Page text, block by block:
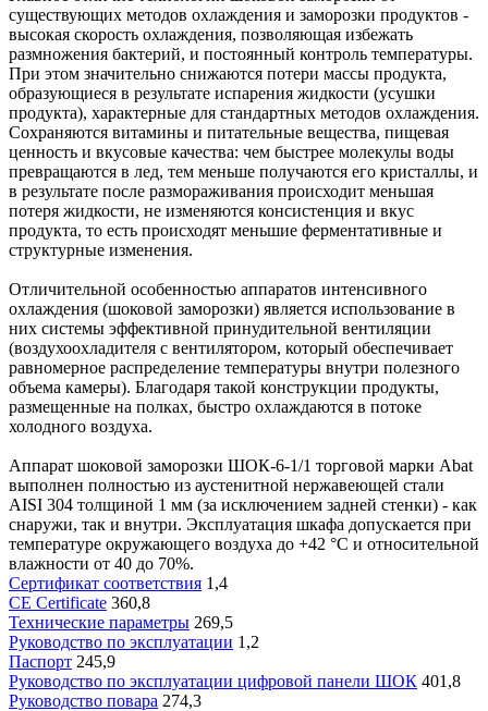
существующих методов охлаждения и заморозки продуктов -
высокая скорость охлаждения, позволяющая избежать
размножения бактерий, и постоянный контроль температуры.
При этом значительно снижаются потери массы продукта,
образующиеся в результате испарения жидкости (усушки
продукта), характерные для стандартных методов охлаждения.
Сохраняются витамины и питательные вещества, пищевая
ценность и вкусовые качества: чем быстрее молекулы воды
превращаются в лед, тем меньше получаются его кристаллы, и
в результате после размораживания происходит меньшая
потеря жидкости, не изменяются консистенция и вкус
продукта, то есть происходят меньшие ферментативные и
структурные изменения.
Отличительной особенностью аппаратов интенсивного
охлаждения (шоковой заморозки) является использование в
них системы эффективной принудительной вентиляции
(воздухоохладителя с вентилятором, который обеспечивает
равномерное распределение температуры внутри полезного
объема камеры). Благодаря такой конструкции продукты,
размещенные на полках, быстро охлаждаются в потоке
холодного воздуха.
Аппарат шоковой заморозки ШОК-6-1/1 торговой марки Abat
выполнен полностью из аустенитной нержавеющей стали
AISI 304 толщиной 1 мм (за исключением задней стенки) - как
снаружи, так и внутри. Эксплуатация шкафа допускается при
температуре окружающего воздуха до +42 °С и относительной
влажности от 40 до 70%.
Сертификат соответствия 1,4
CE Certificate 360,8
Технические параметры 269,5
Руководство по эксплуатации 1,2
Паспорт 245,9
Руководство по эксплуатации цифровой панели ШОК 401,8
Руководство повара 274,3